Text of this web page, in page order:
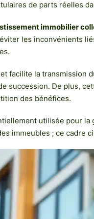
de parts réelles
immobilier
les inconvénients
facilite la
succession. De plus,
des bénéfices.
utilisée pour
immeubles ; ce cadre